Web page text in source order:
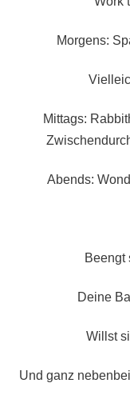
Morgens:
Mittags:
Abends:
Beengt
Deine
Willst
Und ganz